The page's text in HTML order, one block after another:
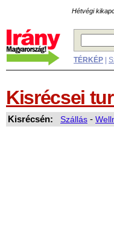
Hétvégi
TÉRKÉP
Kisrécsei
Kisrécsén: Szállás -